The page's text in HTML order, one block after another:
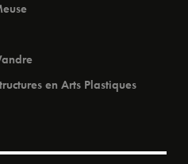
en Arts Plastiques